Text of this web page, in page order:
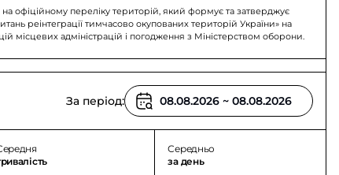
на офіційному переліку територій, який формує та затверджує
реінтеграції тимчасово окупованих територій України» на
місцевих адміністрацій і погодження з Міністерством оборони.
За період:
Середньо
за день